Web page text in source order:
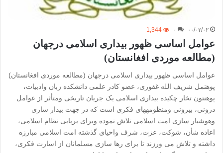
۰۰/۰۲/۰۲ ۰ 1,344
عوامل اساسی ظهور بیداری اسلامی درجهان
(مطالعه موردی افغانستان)
عوامل اساسی ظهور بیداری اسلامی درجهان (مطالعه موردی افغانستان)
پوهنمل شریف الله غفوری، عضو کادر علمی دانشکده زبان وادبیات،
پوهنتون تخار چکیده بیداری اسلامی یک جریان تاریخی ومتأثر از عوامل
درونی، بیرونی ومنظومه‎های فکری است که در جهت بیدار سازی
وهوشیار سازی امت اسلامی تلاش نموده وبرای برپایی نظام اسلامی،
اعاده شأن، شوکت، عزت، شرف واحیای گذشته امت اسلامی مبارزه
داشته و تلاش می ورزند تا برای رها سازی مسلمانان از اسارت فکری،